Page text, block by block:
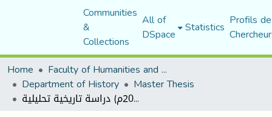
Communities
&
Collections
All of
DSpace Statistics Profils
Home
Faculty of Humanities and Social Sciences
Department of History Master Thesis
مراكز فكر الاحتلال الإسرائيلي (التطور التاريخي، الأنواع، أبرز النماذج) 1948م-2014م) دراسة تاريخية تحليلية